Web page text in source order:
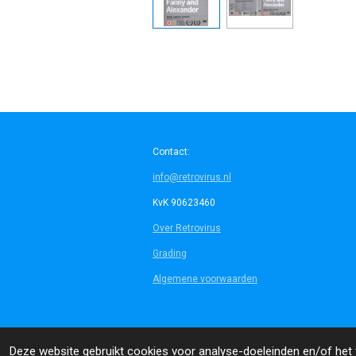
Deze website gebruikt cookies voor analyse-doeleinden en/of
Contact:
info@retrovirus.nl
KvK 90623460
Over Retrovirus
Grading
Algemene voorwaarden